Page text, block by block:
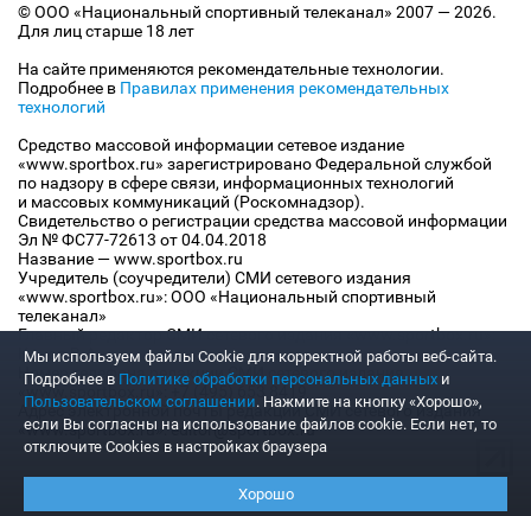
© ООО «Национальный спортивный телеканал» 2007 — 2026.
Для лиц старше 18 лет
На сайте применяются рекомендательные технологии.
Подробнее в Правилах применения рекомендательных
технологий
Средство массовой информации сетевое издание
«www.sportbox.ru» зарегистрировано Федеральной службой
по надзору в сфере связи, информационных технологий
и массовых коммуникаций (Роскомнадзор).
Свидетельство о регистрации средства массовой информации
Эл № ФС77-72613 от 04.04.2018
Название — www.sportbox.ru
Учредитель (соучредители) СМИ сетевого издания
«www.sportbox.ru»: ООО «Национальный спортивный
телеканал»
Главный редактор СМИ сетевого издания «www.sportbox.ru»:
Конов В.А.
Номер телефона редакции СМИ сетевого издания
«www.sportbox.ru»: +7 (495) 653 8419
Адрес электронной почты редакции СМИ сетевого издания
«www.sportbox.ru»: editor@sportbox.ru
Мы используем файлы Сookie для корректной работы веб-сайта.
Подробнее в Политике обработки персональных данных и
Пользовательском соглашении. Нажмите на кнопку «Хорошо»,
если Вы согласны на использование файлов cookie. Если нет, то
отключите Cookies в настройках браузера
Хорошо